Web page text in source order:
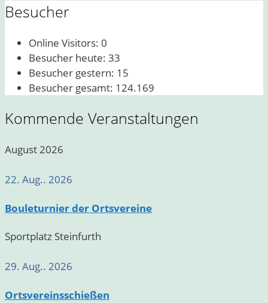
Besucher
Online Visitors: 0
Besucher heute: 33
Besucher gestern: 15
Besucher gesamt: 124.169
Kommende Veranstaltungen
August 2026
22. Aug.. 2026
Bouleturnier der Ortsvereine
Sportplatz Steinfurth
29. Aug.. 2026
Ortsvereinsschießen